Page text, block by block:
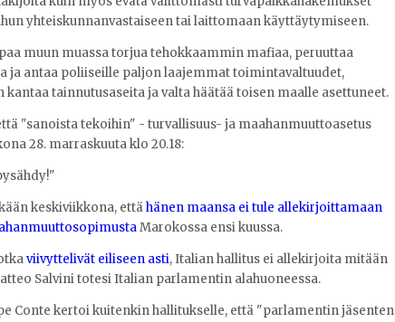
yhteiskunnanvastaiseen tai laittomaan käyttäytymiseen.
muun muassa torjua tehokkaammin mafiaa, peruuttaa
ja antaa poliiseille paljon laajemmat toimintavaltuudet,
tainnutusaseita ja valta häätää toisen maalle asettuneet.
"sanoista tekoihin" - turvallisuus- ja maahanmuuttoasetus
28. marraskuuta klo 20.18:
keskiviikkona, ettähänen maansa ei tule allekirjoittamaan
Marokossa ensi kuussa.
viivyttelivät eiliseen asti, Italian hallitus ei allekirjoita mitään
Salvini totesi Italian parlamentin alahuoneessa.
Conte kertoi kuitenkin hallitukselle, että "parlamentin jäsenten